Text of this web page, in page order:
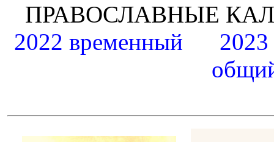
ПРАВОСЛАВНЫЕ
2022 временный